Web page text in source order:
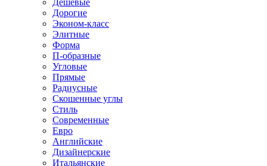
Дешевые
Дорогие
Эконом-класс
Элитные
Форма
П-образные
Угловые
Прямые
Радиусные
Скошенные углы
Стиль
Современные
Евро
Английские
Дизайнерские
Итальянские